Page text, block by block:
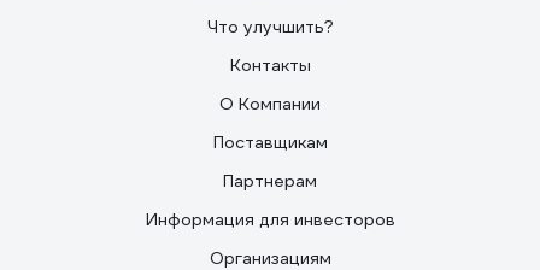
Что улучшить?
Контакты
О Компании
Поставщикам
Партнерам
Информация для инвесторов
Организациям